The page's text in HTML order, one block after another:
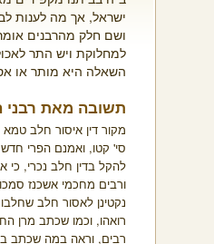
ישראל, אך מה לענות
ושם חלק מהרבנים
למחלוקת ויש התר
השאלה היא מותר או
תשובה מאת רבני
מקור דין איסור חלב טמא
סי' קטו, ואמנם הפרי
להקל בדין חלב נכרי, כי
ורבים מחכמי אשכנז
נקטינן לאסור חלב שחלבו
רואהו, וכמו שכתב מרן
רבים, וראה במה שכתב